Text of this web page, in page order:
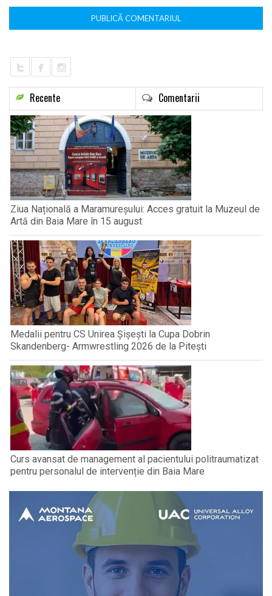
Recente Comentarii
Ziua Națională a Maramureșului: Acces gratuit la Muzeul de
Artă din Baia Mare în 15 august
Medalii pentru CS Unirea Șișești la Cupa Dobrin
Skandenberg- Armwrestling 2026 de la Pitești
Curs avansat de management al pacientului politraumatizat
pentru personalul de intervenție din Baia Mare